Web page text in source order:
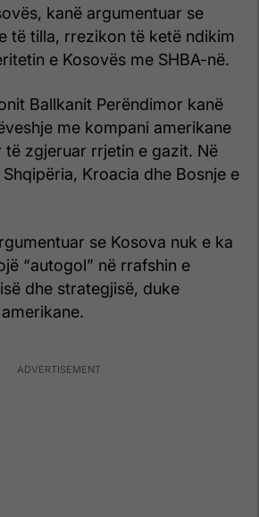
kanë argumentuar se
të tilla, rrezikon të ketë ndikim
e Kosovës me SHBA-në.
Ballkanit Perëndimor kanë
me kompani amerikane
të zgjeruar rrjetin e gazit. Në
Kroacia dhe Bosnje e
se Kosova nuk e ka
“autogol” në rrafshin e
dhe strategjisë, duke